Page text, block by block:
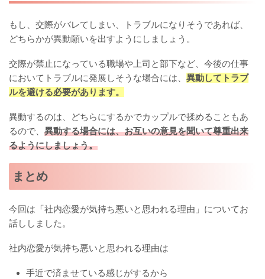
もし、交際がバレてしまい、トラブルになりそうであれば、
どちらかが異動願いを出すようにしましょう。
交際が禁止になっている職場や上司と部下など、今後の仕事
においてトラブルに発展しそうな場合には、 異動してトラブ
ルを避ける必要があります。
異動するのは、どちらにするかでカップルで揉めることもあ
るので、 異動する場合には、お互いの意見を聞いて尊重出来
るようにしましょう。
まとめ
今回は「社内恋愛が気持ち悪いと思われる理由」についてお
話ししました。
社内恋愛が気持ち悪いと思われる理由は
手近で済ませている感じがするから